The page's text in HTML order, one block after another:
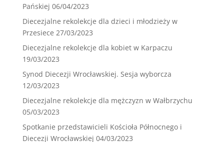
Pańskiej 06/04/2023
Diecezjalne rekolekcje dla dzieci i młodzieży w
Przesiece 27/03/2023
Diecezjalne rekolekcje dla kobiet w Karpaczu
19/03/2023
Synod Diecezji Wrocławskiej. Sesja wyborcza
12/03/2023
Diecezjalne rekolekcje dla mężczyzn w Wałbrzychu
05/03/2023
Spotkanie przedstawicieli Kościoła Północnego i
Diecezji Wrocławskiej 04/03/2023